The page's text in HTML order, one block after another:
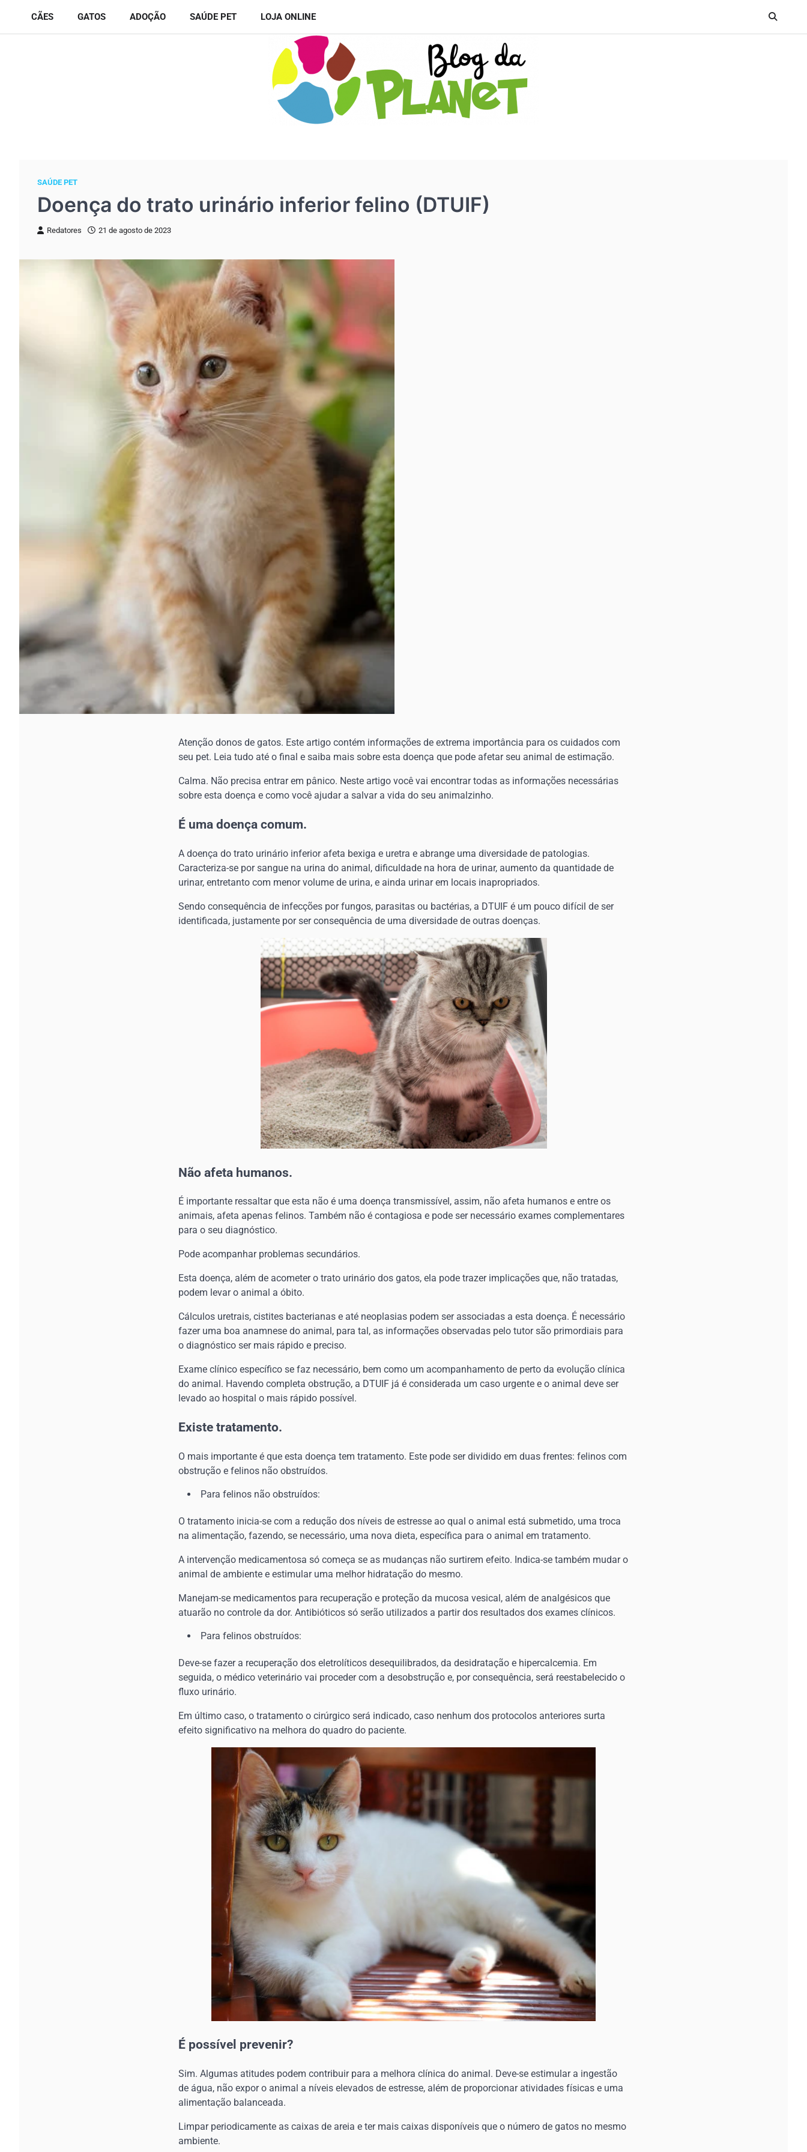
content
CÃES GATOS ADOÇÃO SAÚDE PET LOJA ONLINE
SAÚDE PET
Doença do trato urinário inferior felino (DTUIF)
Redatores 21 de agosto de 2023
Atenção donos de gatos. Este artigo contém informações de extrema importância para os cuidados com
seu pet. Leia tudo até o final e saiba mais sobre esta doença que pode afetar seu animal de estimação.
Calma. Não precisa entrar em pânico. Neste artigo você vai encontrar todas as informações necessárias
sobre esta doença e como você ajudar a salvar a vida do seu animalzinho.
É uma doença comum.
A doença do trato urinário inferior afeta bexiga e uretra e abrange uma diversidade de patologias.
Caracteriza-se por sangue na urina do animal, dificuldade na hora de urinar, aumento da quantidade de
urinar, entretanto com menor volume de urina, e ainda urinar em locais inapropriados.
Sendo consequência de infecções por fungos, parasitas ou bactérias, a DTUIF é um pouco difícil de ser
identificada, justamente por ser consequência de uma diversidade de outras doenças.
Não afeta humanos.
É importante ressaltar que esta não é uma doença transmissível, assim, não afeta humanos e entre os
animais, afeta apenas felinos. Também não é contagiosa e pode ser necessário exames complementares
para o seu diagnóstico.
Pode acompanhar problemas secundários.
Esta doença, além de acometer o trato urinário dos gatos, ela pode trazer implicações que, não tratadas,
podem levar o animal a óbito.
Cálculos uretrais, cistites bacterianas e até neoplasias podem ser associadas a esta doença. É necessário
fazer uma boa anamnese do animal, para tal, as informações observadas pelo tutor são primordiais para
o diagnóstico ser mais rápido e preciso.
Exame clínico específico se faz necessário, bem como um acompanhamento de perto da evolução clínica
do animal. Havendo completa obstrução, a DTUIF já é considerada um caso urgente e o animal deve ser
levado ao hospital o mais rápido possível.
Existe tratamento.
O mais importante é que esta doença tem tratamento. Este pode ser dividido em duas frentes: felinos com
obstrução e felinos não obstruídos.
Para felinos não obstruídos:
O tratamento inicia-se com a redução dos níveis de estresse ao qual o animal está submetido, uma troca
na alimentação, fazendo, se necessário, uma nova dieta, específica para o animal em tratamento.
A intervenção medicamentosa só começa se as mudanças não surtirem efeito. Indica-se também mudar o
animal de ambiente e estimular uma melhor hidratação do mesmo.
Manejam-se medicamentos para recuperação e proteção da mucosa vesical, além de analgésicos que
atuarão no controle da dor. Antibióticos só serão utilizados a partir dos resultados dos exames clínicos.
Para felinos obstruídos:
Deve-se fazer a recuperação dos eletrolíticos desequilibrados, da desidratação e hipercalcemia. Em
seguida, o médico veterinário vai proceder com a desobstrução e, por consequência, será reestabelecido o
fluxo urinário.
Em último caso, o tratamento o cirúrgico será indicado, caso nenhum dos protocolos anteriores surta
efeito significativo na melhora do quadro do paciente.
É possível prevenir?
Sim. Algumas atitudes podem contribuir para a melhora clínica do animal. Deve-se estimular a ingestão
de água, não expor o animal a níveis elevados de estresse, além de proporcionar atividades físicas e uma
alimentação balanceada.
Limpar periodicamente as caixas de areia e ter mais caixas disponíveis que o número de gatos no mesmo
ambiente.